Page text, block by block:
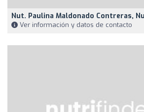
Nut. Paulina Maldonado Contreras,
Ver información y datos de contacto